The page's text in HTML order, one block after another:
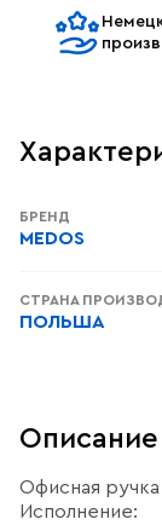
БРЕНД
MEDOS
СТРАНА
ПОЛЬША
Описание
Офисная ручка
Исполнение: